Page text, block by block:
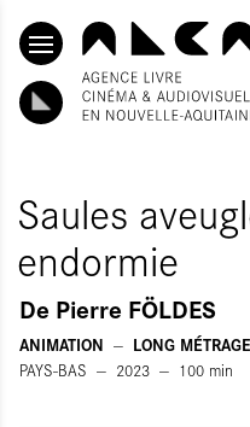
ALLER AU
Saules
endormie
De Pierre FÖLDES
ANIMATION LONG MÉTRAGE
PAYS-BAS
2023 100 min